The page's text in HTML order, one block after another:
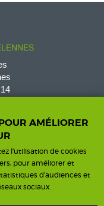
AMÉLIORER
l'utilisation de cookies
pour améliorer et
d’audiences et
sociaux.